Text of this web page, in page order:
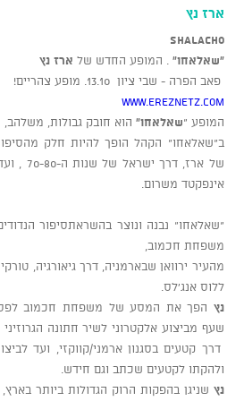
ארז נץ
ShaLacho
"שאלאחו" . המופע החדש של ארז נץ
פאב הפרה - שבי ציון 13.10. מופע צהריים!
www.ereznetz.com
המופע "שאלאחו" הוא חובק גבולות, משלהב,
ב"שאלאחו" הקהל הופך להיות חלק
של
אינפקטד משרום.
"שאלאחו" נבנה ונוצר בהשראתסיפור
משפחת חכמוב,
מהעיר ירוואן שבארמניה, דרך גיאורגיה,
ללוס אנג'לס.
נץ הפך את המסע של משפחת חכמוב
שעף מביצוע אלקטרוני לשיר חתונה
דרך קטעים בסגנון ארמני/קווקזי, ועד
ולהקתו לקטעים שכתב וגם חידש.
נץ שניגן בהפקות הרוק הגדולות ביותר